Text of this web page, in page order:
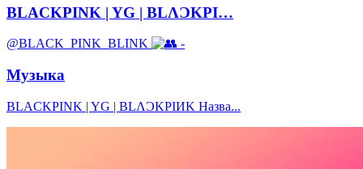
BLACKPINK | YG | BLΛƆKPI…
@BLACK_PINK_BLINK -
Музыка
BLACKPINK | YG | BLΛƆKPIИK Назва...